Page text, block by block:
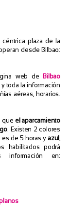
céntrica plaza de la
desde Bilbao:
web de
Bilbao
toda la información
aéreas, horarios.
que el aparcamiento
. Existen 2 colores
es de 5 horas y azul
habilitados podrá
información en: